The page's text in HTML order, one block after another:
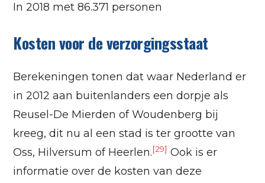
In 2018 met 86.371 personen
Kosten voor de verzorgingsstaat
Berekeningen tonen dat waar Nederland er
in 2012 aan buitenlanders een dorpje als
Reusel-De Mierden of Woudenberg bij
kreeg, dit nu al een stad is ter grootte van
Oss, Hilversum of Heerlen.[29] Ook is er
informatie over de kosten van deze